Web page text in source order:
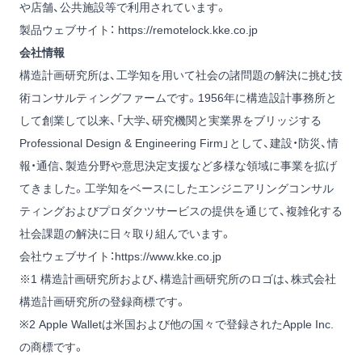
や店舗、公共施設等で利用されています。
製品ウェブサイト： https://remotelock.kke.co.jp
会社情報
構造計画研究所は、工学知を用いて社会の諸問題の解決に挑む技
術コンサルティングファームです。1956年に構造設計事務所と
して創業して以来、「大学、研究機関と実業界をブリッジする
Professional Design & Engineering Firm」として、建設・防災、情
報・通信、製造分野や意思決定支援など多様な領域に事業を拡げ
てきました。工学知をベースにしたエンジニアリングコンサル
ティングおよびプロダクツサービスの提供を通じて、複雑化する
社会課題の解決に日々取り組んでいます。
会社ウェブサイト：https://www.kke.co.jp
※1 構造計画研究所および、構造計画研究所のロゴは、株式会社
構造計画研究所の登録商標です。
※2 Apple Walletは米国および他の国々で登録されたApple Inc.
の商標です。